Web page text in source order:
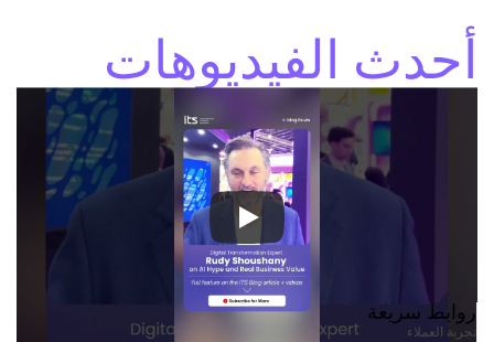
أحدث الفيديوهات
روابط سريعة
تجربة العملاء